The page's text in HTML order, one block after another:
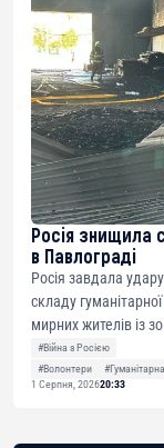
Росія знищила
в Павлограді
Росія завдала
складу
мирних жителів із
#Війна з Росією
#Волонтери
1 Серпня, 202620:33